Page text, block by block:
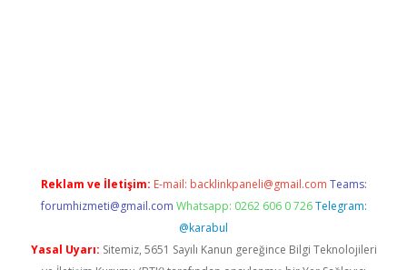
Reklam ve İletişim: E-mail: backlinkpaneli@gmail.com Teams:
forumhizmeti@gmail.com Whatsapp: 0262 606 0 726 Telegram:
@karabul
Yasal Uyarı: Sitemiz, 5651 Sayılı Kanun gereğince Bilgi Teknolojileri